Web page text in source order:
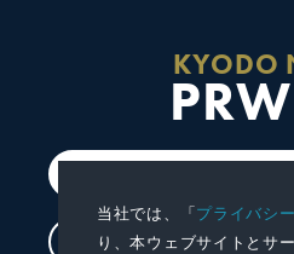
当社では、「プライバシ
り、本ウェブサイトとサ
KYODO
ログ